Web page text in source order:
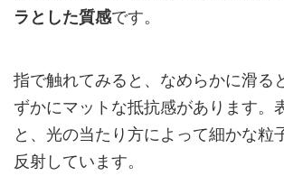
ラとした質感です。
指で触れてみると、なめらかに滑る
ずかにマットな抵抗感があります。
と、光の当たり方によって細かな粒
反射しています。